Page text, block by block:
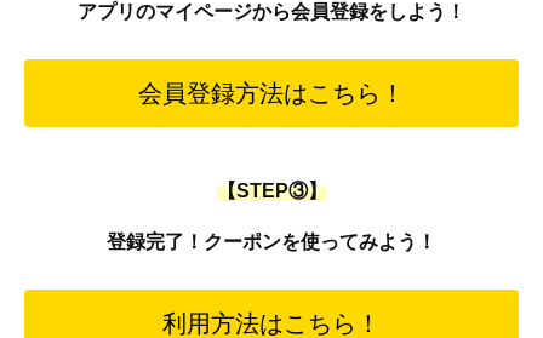
アプリのマイページから会員登録をしよう！
会員登録方法はこちら！
【STEP③】
登録完了！クーポンを使ってみよう！
利用方法はこちら！